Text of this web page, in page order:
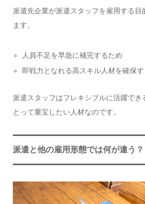
派遣先企業が派遣スタッフを雇用する目
ます。
人員不足を早急に補完するため
即戦力となれる高スキル人材を確保
派遣スタッフはフレキシブルに活躍でき
とって重宝したい人材なのです。
派遣と他の雇用形態では何が違う？